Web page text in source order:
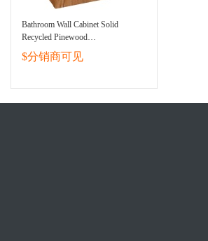
Bathroom Wall Cabinet Solid
Recycled Pinewood
16.5inchx9.1inchx27.6inch
$分销商可见